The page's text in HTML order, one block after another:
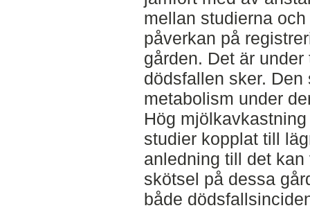
mellan studierna
påverkan på
gården. Det är
dödsfallen sker.
metabolism under
Hög
studier kopplat till
anledning till det
skötsel på dessa
både